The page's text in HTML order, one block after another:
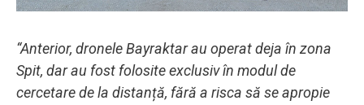
“Anterior, dronele Bayraktar au operat deja în zona
Spit, dar au fost folosite exclusiv în modul de
cercetare de la distanță, fără a risca să se apropie